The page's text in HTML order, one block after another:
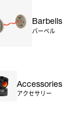
Barbells
バーベル
Accessories
アクセサリー